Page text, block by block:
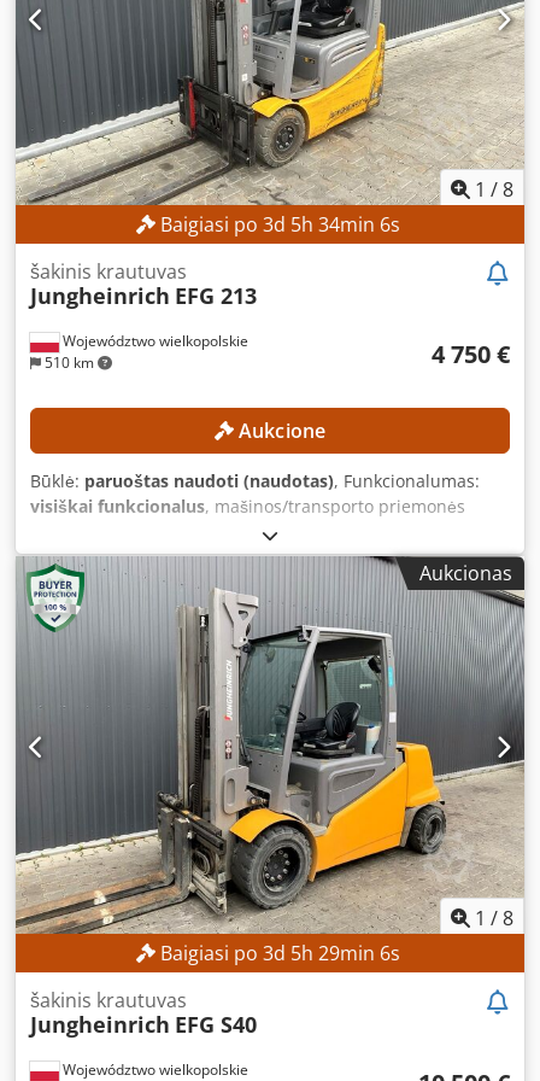
1 /8
Baigiasi po 3d 5h 34min 4s
Województwo wielkopolskie
510 km
šakinis krautuvas
Jungheinrich EFG 213
4 750 €
Aukcione
Būklė: paruoštas naudoti (naudotas), Funkcionalumas:
visiškai funkcionalus, mašinos/transporto priemonės
, Gamybos metai:
valandos:17 268 h, kėlimo aukštis:4 700 mm, laisvas
kėlimas:
1 535 mm , stiebo tipas:
, statybinis aukštis:
2 125 mm
, Įranga:šoninis poslinkis , Nėra minimalios
kainos – garantuotas pardavimas už didžiausią pasiūlymą!
TECHNINĖS CHARAKTERISTIKOS Pakėlimo aukštis: 4700
mm Bendras aukštis: 2125 mm Laisvas pakėlimo aukštis:
1535 mm MAŠINOS CHARAKTERISTIKOS Dkodpszrlv Esfx
Abler Stiebo tipas: trigubo stiebo su laisvu pakėlimu
Baterijos įtampa: 48 V Baterijos talpa: 500 Ah Darbo
valandos: 17 268 val. ĮRANGA Šoninis poslinkis Baterija
Įkroviklis Išorinė nuoroda: SL12191SP
Aukcionas
1 /8
Baigiasi po 3d 5h 29min 4s
Województwo wielkopolskie
šakinis krautuvas
Jungheinrich EFG S40